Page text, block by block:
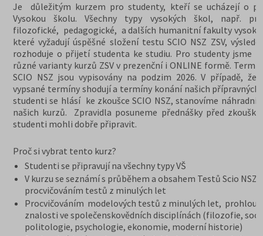
Je důležitým kurzem pro studenty, kteří se ucházejí o
Vysokou školu. Všechny typy vysokých škol, např.
filozofické, pedagogické, a dalších humanitní fakulty
které vyžadují úspěšné složení testu SCIO NSZ ZSV,
rozhoduje o přijetí studenta ke studiu. Pro studenty jsme
různé varianty kurzů ZSV v prezenční i ONLINE formě.
SCIO NSZ jsou vypisovány na podzim 2026. V případě,
vypsané termíny shodují a termíny konání našich přípravných
studenti se hlásí ke zkoušce SCIO NSZ, stanovíme náhradní
našich kurzů. Zpravidla posuneme přednášky před
studenti mohli dobře připravit.
Proč si vybrat tento kurz?
Studenti se připravují na všechny typy VŠ
V kurzu se seznámí s průběhem a obsahem Testů Scio NSZ
procvičováním testů z minulých let
Procvičováním modelových testů z minulých let,
znalosti ve společenskovědních disciplínách (filozofie,
politologie, psychologie, ekonomie, moderní historie)